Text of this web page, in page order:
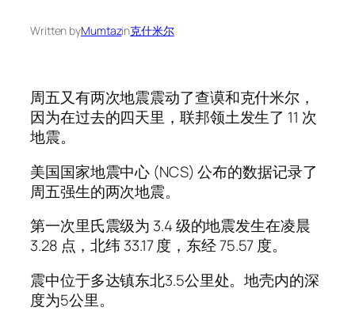
Written byMumtazin克什米尔
周五又有两次地震震动了查谟和克什米尔，
因为在过去的四天里，联邦领土发生了 11 次
地震。
美国国家地震中心 (NCS) 公布的数据记录了
周五强生的两次地震。
第一次里氏震级为 3.4 级的地震发生在凌晨
3.28 点，北纬 33.17 度，东经 75.57 度。
震中位于多达镇东北3.5公里处。地壳内的深
度为5公里。